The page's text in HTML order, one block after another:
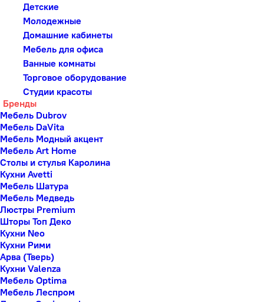
Детские
Молодежные
Домашние кабинеты
Мебель для офиса
Ванные комнаты
Торговое оборудование
Студии красоты
Бренды
Мебель Dubrov
Мебель DaVita
Мебель Модный акцент
Мебель Art Home
Столы и стулья Каролина
Кухни Avetti
Мебель Шатура
Мебель Медведь
Люстры Premium
Шторы Топ Деко
Кухни Neo
Кухни Рими
Арва (Тверь)
Кухни Valenza
Мебель Optima
Мебель Леспром